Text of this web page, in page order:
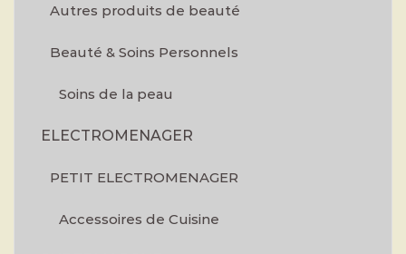
Autres produits de beauté
Beauté & Soins Personnels
Soins de la peau
ELECTROMENAGER
PETIT ELECTROMENAGER
Accessoires de Cuisine